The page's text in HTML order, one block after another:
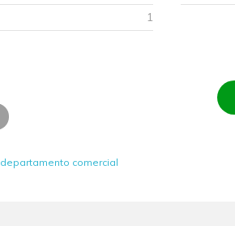
1
departamento comercial